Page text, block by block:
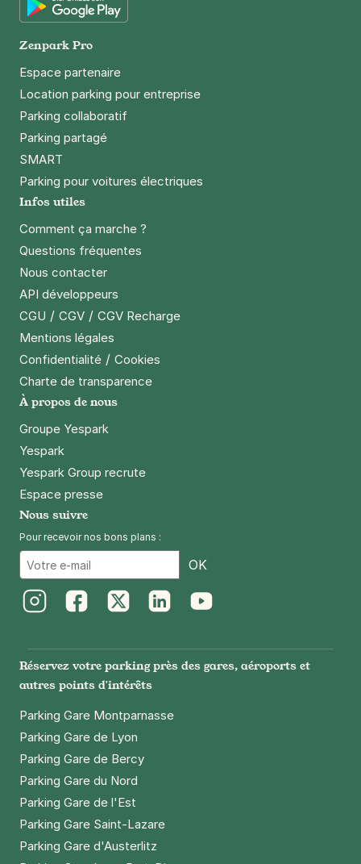
Zenpark Pro
Espace partenaire
Location parking pour entreprise
Parking collaboratif
Parking partagé
SMART
Parking pour voitures électriques
Infos utiles
Comment ça marche ?
Questions fréquentes
Nous contacter
API développeurs
CGU / CGV / CGV Recharge
Mentions légales
Confidentialité / Cookies
Charte de transparence
À propos de nous
Groupe Yespark
Yespark
Yespark Group recrute
Espace presse
Nous suivre
Pour recevoir nos bons plans :
OK
Réservez votre parking près des gares, aéroports et
autres points d'intérêts
Parking Gare Montparnasse
Parking Gare de Lyon
Parking Gare de Bercy
Parking Gare du Nord
Parking Gare de l'Est
Parking Gare Saint-Lazare
Parking Gare d'Austerlitz